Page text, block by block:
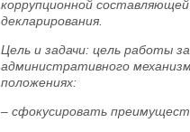
коррупционной
декларирования.
Цель и задачи: цель работы
административного
положениях:
– сфокусировать